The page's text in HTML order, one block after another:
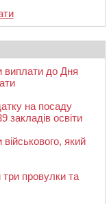
виплати до Дня
на посаду
закладів освіти
який
провулки та